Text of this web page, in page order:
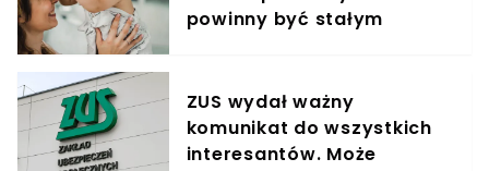
powinny być stałym
ZUS wydał ważny
komunikat do wszystkich
interesantów. Może